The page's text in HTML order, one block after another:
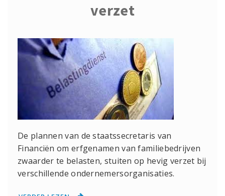
verzet
De plannen van de staatssecretaris van
Financiën om erfgenamen van familiebedrijven
zwaarder te belasten, stuiten op hevig verzet bij
verschillende ondernemersorganisaties.